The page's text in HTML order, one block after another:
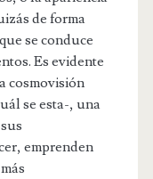
de forma
se conduce
Es evidente
cosmovisión
se esta-, una
emprenden